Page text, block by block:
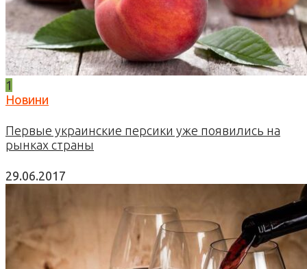
1
Новини
Первые украинские персики уже появились на
рынках страны
29.06.2017